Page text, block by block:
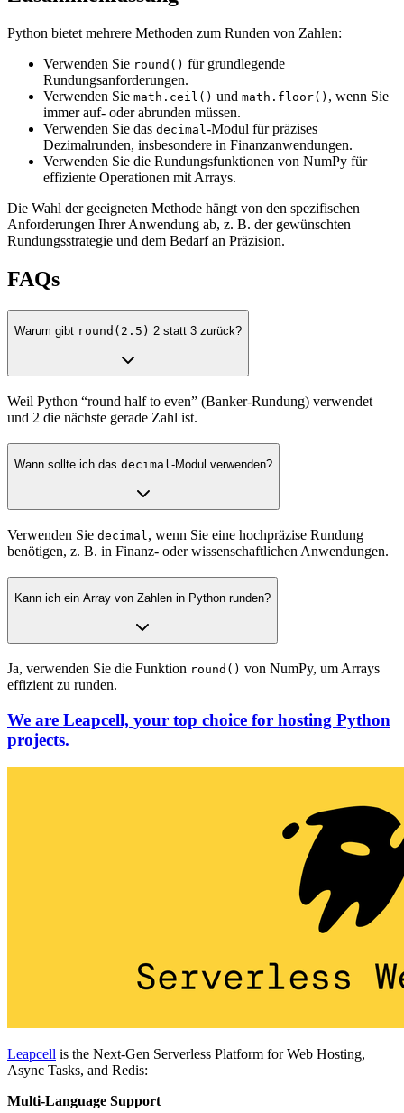
Python bietet mehrere Methoden zum Runden von Zahlen:
Verwenden Sie round() für grundlegende
Rundungsanforderungen.
Verwenden Sie math.ceil() und math.floor() , wenn Sie
immer auf- oder abrunden müssen.
Verwenden Sie das decimal -Modul für präzises
Dezimalrunden, insbesondere in Finanzanwendungen.
Verwenden Sie die Rundungsfunktionen von NumPy für
effiziente Operationen mit Arrays.
Die Wahl der geeigneten Methode hängt von den spezifischen
Anforderungen Ihrer Anwendung ab, z. B. der gewünschten
Rundungsstrategie und dem Bedarf an Präzision.
FAQs
Warum gibt round(2.5) 2 statt 3 zurück?
Weil Python “round half to even” (Banker-Rundung) verwendet
und 2 die nächste gerade Zahl ist.
Wann sollte ich das decimal -Modul verwenden?
Verwenden Sie decimal , wenn Sie eine hochpräzise Rundung
benötigen, z. B. in Finanz- oder wissenschaftlichen Anwendungen.
Kann ich ein Array von Zahlen in Python runden?
Ja, verwenden Sie die Funktion round() von NumPy, um Arrays
effizient zu runden.
We are Leapcell, your top choice for hosting Python
projects.
Leapcell is the Next-Gen Serverless Platform for Web Hosting,
Async Tasks, and Redis:
Multi-Language Support